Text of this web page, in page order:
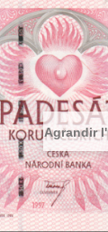
Agrandir